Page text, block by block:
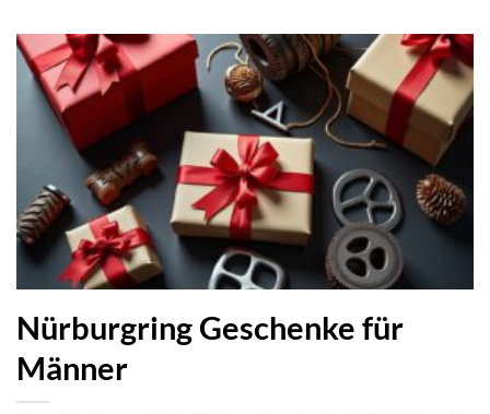
Nürburgring Geschenke für
Männer